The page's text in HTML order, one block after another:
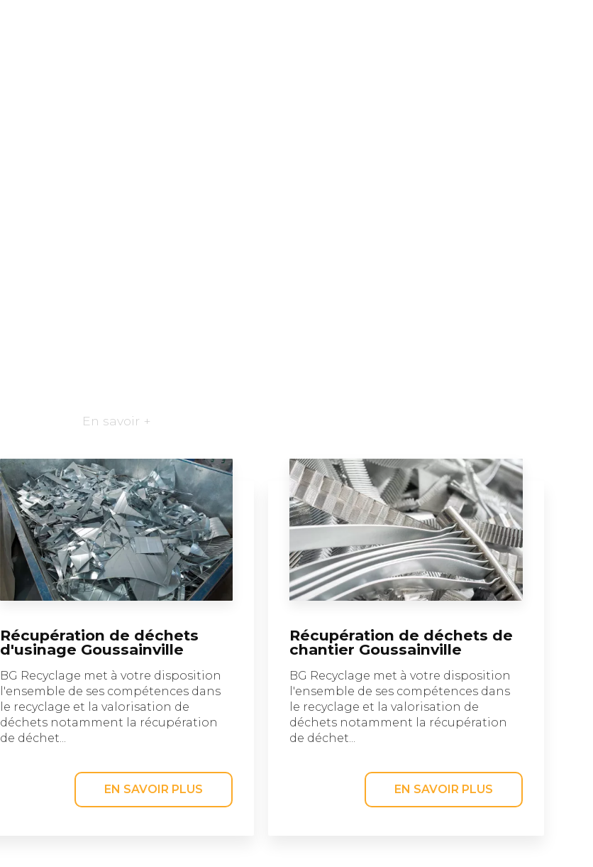
En savoir +
Récupération de déchets
d'usinage Goussainville
BG Recyclage met à votre disposition
l'ensemble de ses compétences dans
le recyclage et la valorisation de
déchets notamment la récupération
de déchet...
EN SAVOIR PLUS
Récupération de déchets de
chantier Goussainville
BG Recyclage met à votre disposition
l'ensemble de ses compétences dans
le recyclage et la valorisation de
déchets notamment la récupération
de déchet...
EN SAVOIR PLUS